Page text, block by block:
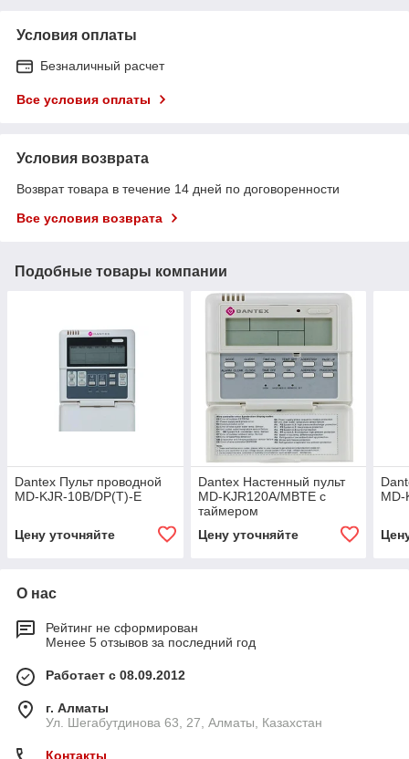
Условия оплаты
Безналичный расчет
Все условия оплаты
Условия возврата
Возврат товара в течение 14 дней по договоренности
Все условия возврата
Подобные товары компании
Dantex Пульт проводной
MD-KJR-10B/DP(T)-E
Цену уточняйте
Dantex Настенный пульт
MD-KJR120A/MBTE с
таймером
Цену уточняйте
MD-
О нас
Рейтинг не сформирован
Менее 5 отзывов за последний год
Работает с 08.09.2012
г. Алматы
Ул. Шегабутдинова 63, 27, Алматы, Казахстан
Контакты